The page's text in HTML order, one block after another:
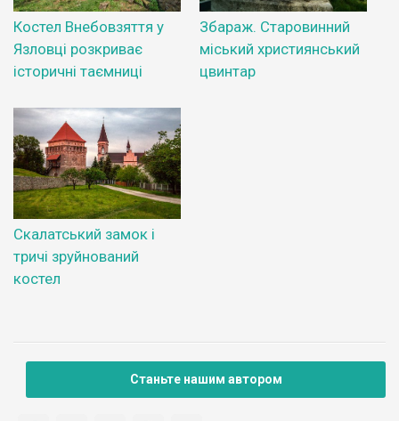
Костел Внебовзяття у
Язловці розкриває
історичні таємниці
Збараж. Старовинний
міський християнський
цвинтар
Скалатський замок і
тричі зруйнований
костел
Станьте нашим автором